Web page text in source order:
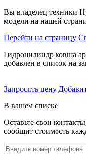
Вы владелец техники
модели на нашей
Перейти на страницу
Гидроцилиндр ковша
добавлен в список на
Запросить цену
В вашем списке
Оставьте свои
сообщит стоимость